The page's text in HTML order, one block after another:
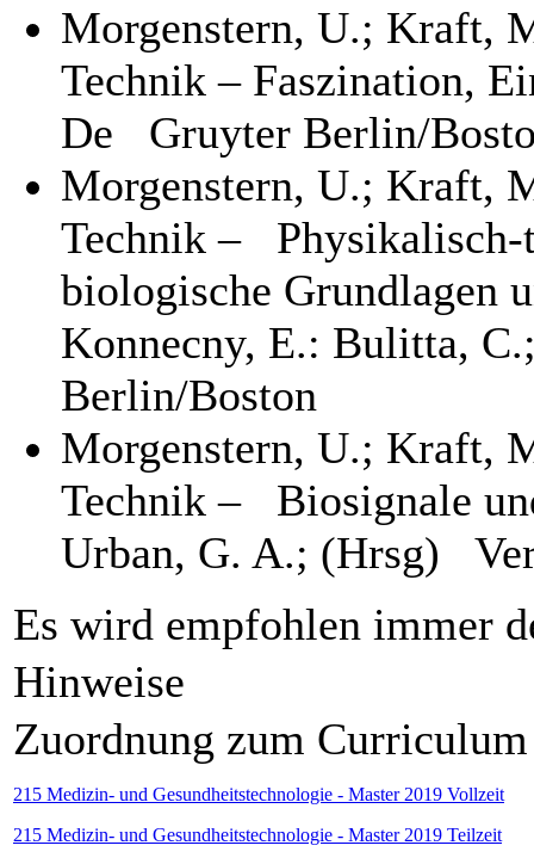
Morgenstern, U.; Kraft,
Technik – Faszination,
De Gruyter Berlin/
Morgenstern, U.; Kraft,
Technik – Physikalisch-
biologische Grundlagen
Konnecny, E.: Bulitta,
Berlin/Boston
Morgenstern, U.; Kraft,
Technik – Biosignale
Urban, G. A.; (Hrsg)
Es wird empfohlen immer
Hinweise
Zuordnung zum Curriculum
215 Medizin- und Gesundheitstechnologie - Master 2019 Vollzeit
215 Medizin- und Gesundheitstechnologie - Master 2019 Teilzeit